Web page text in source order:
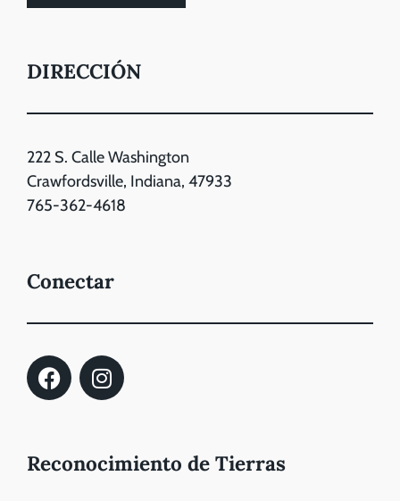
DIRECCIÓN
222 S. Calle Washington
Crawfordsville, Indiana, 47933
765-362-4618
Conectar
Reconocimiento de Tierras